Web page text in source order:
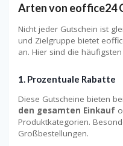
Arten von eoffice24
Nicht jeder Gutschein ist
und Zielgruppe bietet
an. Hier sind die
1. Prozentuale Rabatte
Diese Gutscheine bieten
den gesamten Einkauf
Produktkategorien.
Großbestellungen.